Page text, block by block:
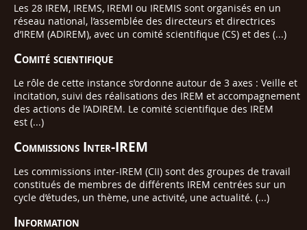
Les 28 IREM, IREMS, IREMI ou IREMIS sont organisés en un
réseau national, l’assemblée des directeurs et directrices
d’IREM (ADIREM), avec un comité scientifique (CS) et des (...)
Comité scientifique
Le rôle de cette instance s’ordonne autour de 3 axes : Veille et
incitation, suivi des réalisations des IREM et accompagnement
des actions de l’ADIREM. Le comité scientifique des IREM
est (...)
Commissions Inter-IREM
Les commissions inter-IREM (CII) sont des groupes de travail
constitués de membres de différents IREM centrées sur un
cycle d’études, un thème, une activité, une actualité. (...)
Information